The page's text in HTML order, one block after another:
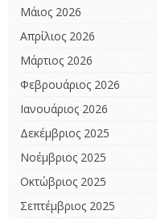
Μάιος 2026
Απρίλιος 2026
Μάρτιος 2026
Φεβρουάριος 2026
Ιανουάριος 2026
Δεκέμβριος 2025
Νοέμβριος 2025
Οκτώβριος 2025
Σεπτέμβριος 2025